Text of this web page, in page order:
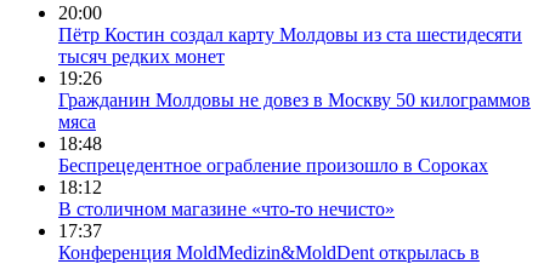
20:00
Пётр Костин создал карту Молдовы из ста шестидесяти
тысяч редких монет
19:26
Гражданин Молдовы не довез в Москву 50 килограммов
мяса
18:48
Беспрецедентное ограбление произошло в Сороках
18:12
В столичном магазине «что-то нечисто»
17:37
Конференция MoldMedizin&MoldDent открылась в